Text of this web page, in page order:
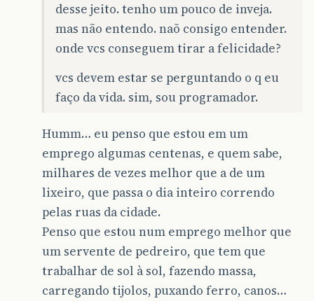
desse jeito. tenho um pouco de inveja.
mas não entendo. naõ consigo entender.
onde vcs conseguem tirar a felicidade?
vcs devem estar se perguntando o q eu
faço da vida. sim, sou programador.
Humm… eu penso que estou em um
emprego algumas centenas, e quem sabe,
milhares de vezes melhor que a de um
lixeiro, que passa o dia inteiro correndo
pelas ruas da cidade.
Penso que estou num emprego melhor que
um servente de pedreiro, que tem que
trabalhar de sol à sol, fazendo massa,
carregando tijolos, puxando ferro, canos…